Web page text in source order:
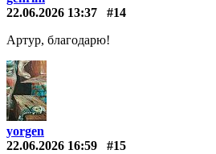
22.06.2026 13:37
#14
Артур, благодарю!
yorgen
22.06.2026 16:59
#15